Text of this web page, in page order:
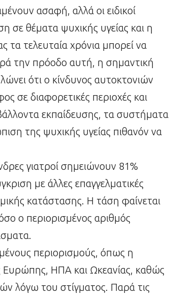
ασαφή, αλλά οι ειδικοί
σε θέματα ψυχικής υγείας και η
τελευταία χρόνια μπορεί να
την πρόοδο αυτή, η σημαντική
ότι ο κίνδυνος αυτοκτονιών
σε διαφορετικές περιοχές και
εκπαίδευσης, τα συστήματα
της ψυχικής υγείας πιθανόν να
γιατροί σημειώνουν 81%
με άλλες επαγγελματικές
κατάστασης. Η τάση φαίνεται
ο περιορισμένος αριθμός
περιορισμούς, όπως η
Ευρώπης, ΗΠΑ και Ωκεανίας, καθώς
λόγω του στίγματος. Παρά τις